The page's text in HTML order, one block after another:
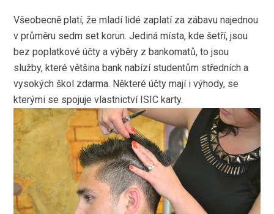
Všeobecně platí, že mladí lidé zaplatí za zábavu najednou
v průměru sedm set korun. Jediná místa, kde šetří, jsou
bez poplatkové účty a výběry z bankomatů, to jsou
služby, které většina bank nabízí studentům středních a
vysokých škol zdarma. Některé účty mají i výhody, se
kterými se spojuje vlastnictví ISIC karty.